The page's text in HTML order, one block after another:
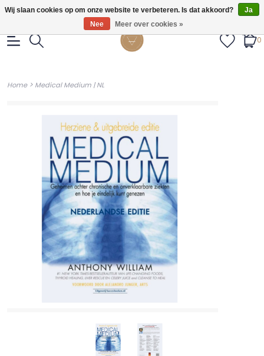
Gratis verzendig vanaf €55.
0
Home> Medical Medium | NL
Wij slaan cookies op om onze website te verbeteren. Is dat akkoord?
Ja
Nee
Meer over cookies »